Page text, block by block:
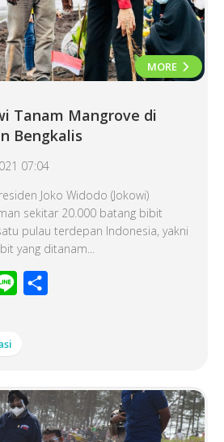
MORE
Tanam Mangrove di
Bengkalis
07:04
Joko Widodo (Jokowi)
sekitar 20.000 batang bibit
pulau terdepan Indonesia, yakni
yang ditanam...
Line